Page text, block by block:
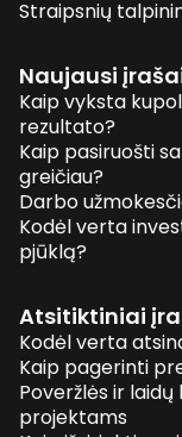
Straipsnių
Naujausi
Kaip vyksta
rezultato?
Kaip pasiruošti
greičiau?
Darbo
Kodėl verta
pjūklą?
Atsitiktiniai
Kodėl verta
Kaip pagerinti
Poveržlės ir
projektams